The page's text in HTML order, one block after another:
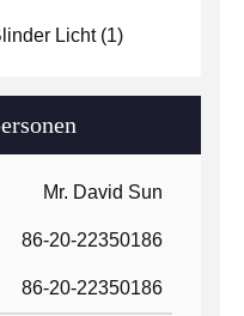
Licht(1)
Mr. David Sun
86-20-22350186
86-20-22350186